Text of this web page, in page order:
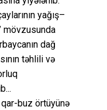
yağış–
mövzusunda
dağ
təhlili və
buz örtüyünə